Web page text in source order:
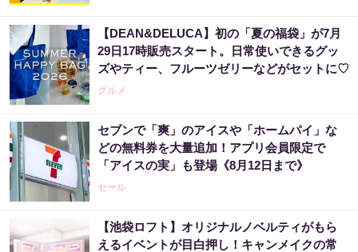
【DEAN&DELUCA】初の「夏の福袋」が7月
29日17時販売スタート。日常使いできるグッ
ズやティー、フルーツゼリーなどがセットに♡
グルメ
セブンで「爽」のアイスや「ホームパイ」な
どの無料券を大量追加！アプリ会員限定で
「アイスの実」も登場《8月12日まで》
セール
【池袋ロフト】オリジナルノベルティがもら
えるイベントが目白押し！キャンメイクの常